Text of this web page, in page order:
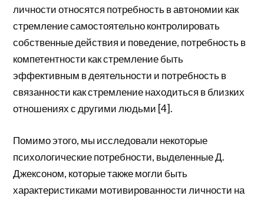
личности относятся потребность в автономии как
стремление самостоятельно контролировать
собственные действия и поведение, потребность в
компетентности как стремление быть
эффективным в деятельности и потребность в
связанности как стремление находиться в близких
отношениях с другими людьми [4].
Помимо этого, мы исследовали некоторые
психологические потребности, выделенные Д.
Джексоном, которые также могли быть
характеристиками мотивированности личности на